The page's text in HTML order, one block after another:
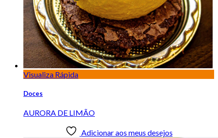
Visualiza Rápida
Doces
AURORA DE LIMÃO
Adicionar aos meus desejos